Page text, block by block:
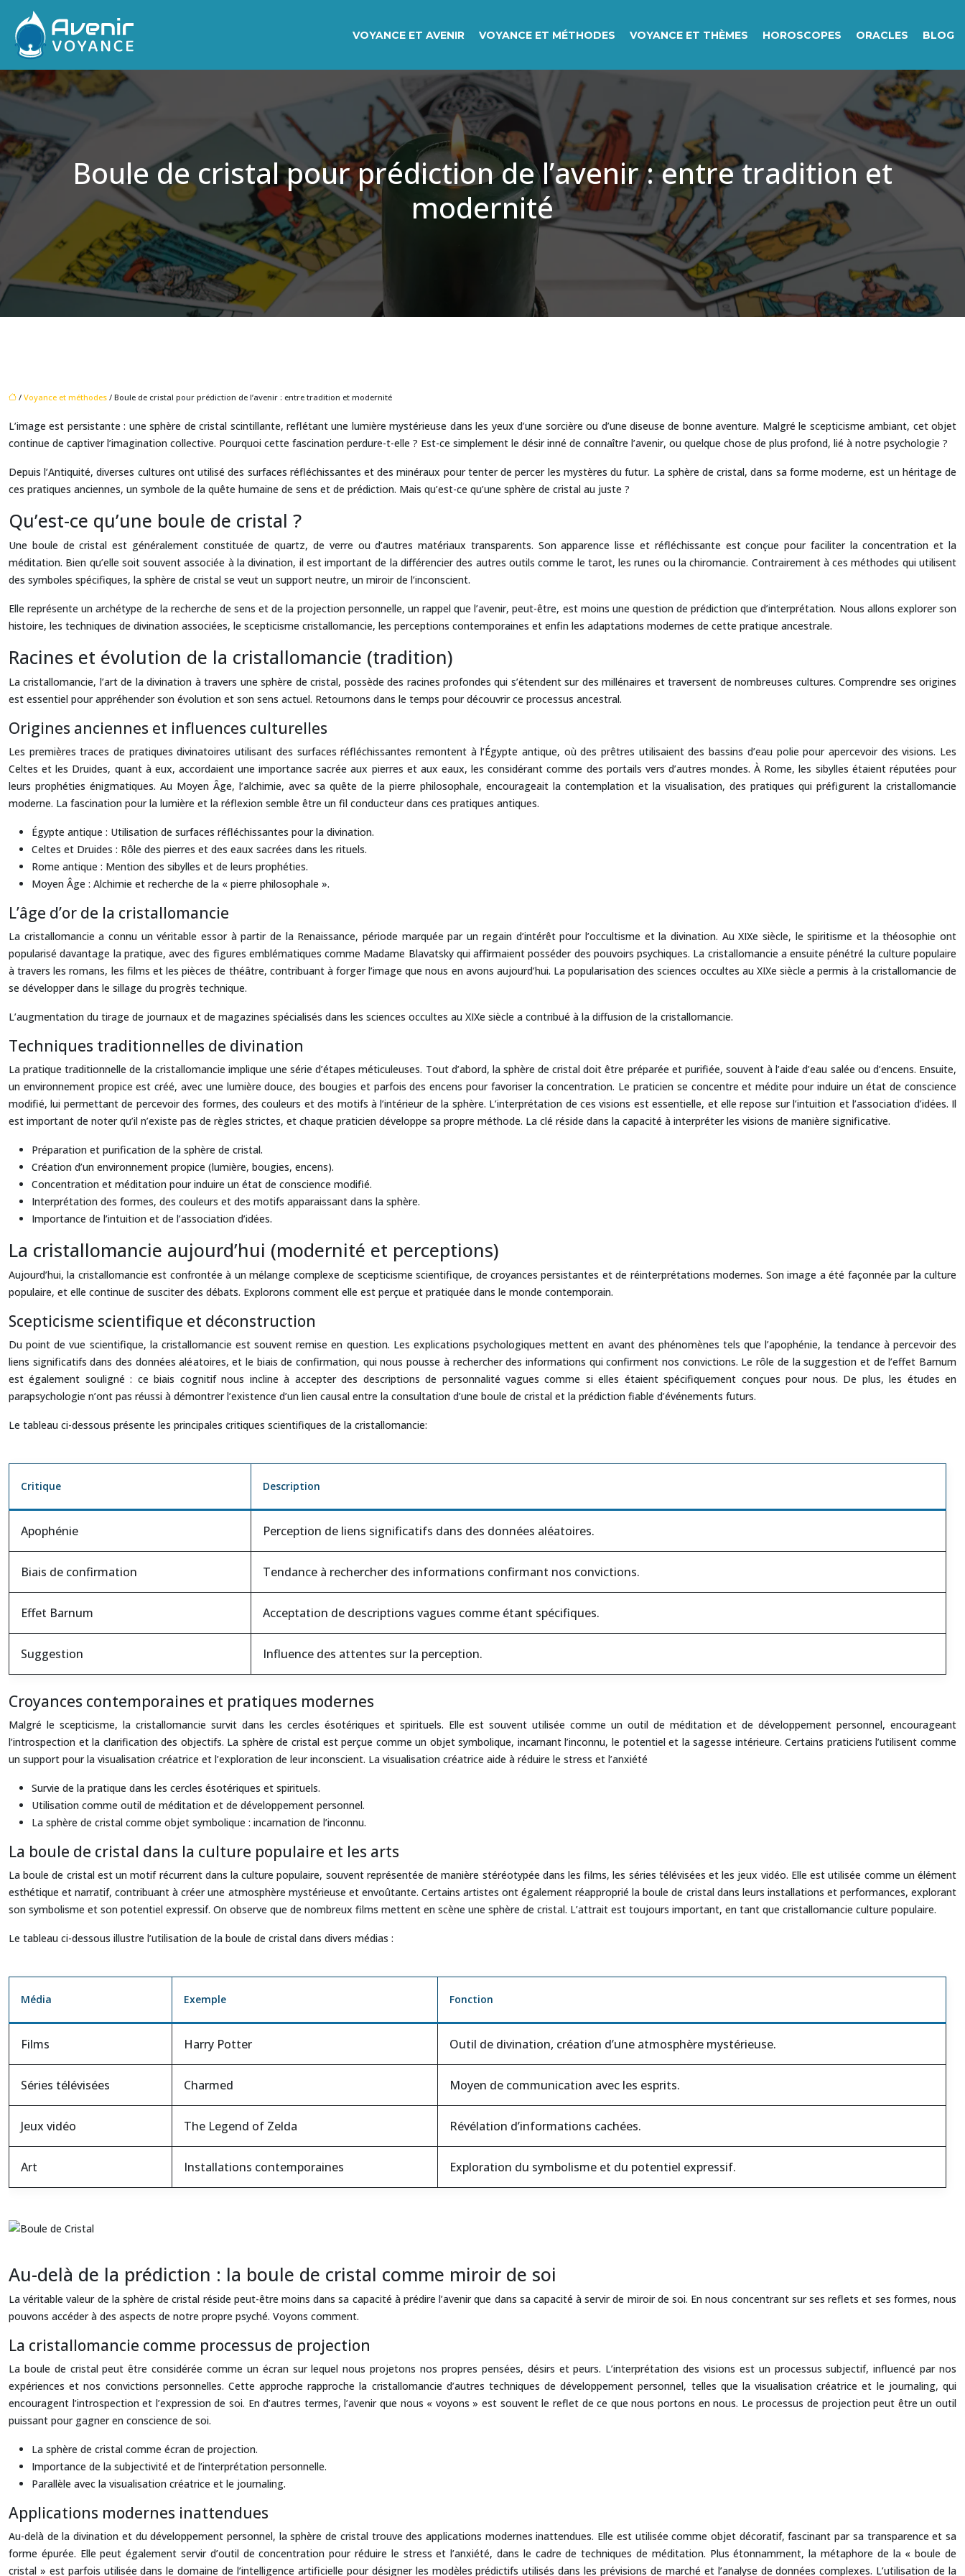
VOYANCE ET AVENIR VOYANCE ET MÉTHODES VOYANCE ET THÈMES HOROSCOPES ORACLES BLOG
Boule de cristal pour prédiction de l’avenir : entre tradition et
modernité
/ Voyance et méthodes / Boule de cristal pour prédiction de l’avenir : entre tradition et modernité
L’image est persistante : une sphère de cristal scintillante, reflétant une lumière mystérieuse dans les yeux d’une sorcière ou d’une diseuse de bonne aventure. Malgré le scepticisme ambiant, cet objet
continue de captiver l’imagination collective. Pourquoi cette fascination perdure-t-elle ? Est-ce simplement le désir inné de connaître l’avenir, ou quelque chose de plus profond, lié à notre psychologie ?
Depuis l’Antiquité, diverses cultures ont utilisé des surfaces réfléchissantes et des minéraux pour tenter de percer les mystères du futur. La sphère de cristal, dans sa forme moderne, est un héritage de
ces pratiques anciennes, un symbole de la quête humaine de sens et de prédiction. Mais qu’est-ce qu’une sphère de cristal au juste ?
Qu’est-ce qu’une boule de cristal ?
Une boule de cristal est généralement constituée de quartz, de verre ou d’autres matériaux transparents. Son apparence lisse et réfléchissante est conçue pour faciliter la concentration et la
méditation. Bien qu’elle soit souvent associée à la divination, il est important de la différencier des autres outils comme le tarot, les runes ou la chiromancie. Contrairement à ces méthodes qui utilisent
des symboles spécifiques, la sphère de cristal se veut un support neutre, un miroir de l’inconscient.
Elle représente un archétype de la recherche de sens et de la projection personnelle, un rappel que l’avenir, peut-être, est moins une question de prédiction que d’interprétation. Nous allons explorer son
histoire, les techniques de divination associées, le scepticisme cristallomancie, les perceptions contemporaines et enfin les adaptations modernes de cette pratique ancestrale.
Racines et évolution de la cristallomancie (tradition)
La cristallomancie, l’art de la divination à travers une sphère de cristal, possède des racines profondes qui s’étendent sur des millénaires et traversent de nombreuses cultures. Comprendre ses origines
est essentiel pour appréhender son évolution et son sens actuel. Retournons dans le temps pour découvrir ce processus ancestral.
Origines anciennes et influences culturelles
Les premières traces de pratiques divinatoires utilisant des surfaces réfléchissantes remontent à l’Égypte antique, où des prêtres utilisaient des bassins d’eau polie pour apercevoir des visions. Les
Celtes et les Druides, quant à eux, accordaient une importance sacrée aux pierres et aux eaux, les considérant comme des portails vers d’autres mondes. À Rome, les sibylles étaient réputées pour
leurs prophéties énigmatiques. Au Moyen Âge, l’alchimie, avec sa quête de la pierre philosophale, encourageait la contemplation et la visualisation, des pratiques qui préfigurent la cristallomancie
moderne. La fascination pour la lumière et la réflexion semble être un fil conducteur dans ces pratiques antiques.
Égypte antique : Utilisation de surfaces réfléchissantes pour la divination.
Celtes et Druides : Rôle des pierres et des eaux sacrées dans les rituels.
Rome antique : Mention des sibylles et de leurs prophéties.
Moyen Âge : Alchimie et recherche de la « pierre philosophale ».
L’âge d’or de la cristallomancie
La cristallomancie a connu un véritable essor à partir de la Renaissance, période marquée par un regain d’intérêt pour l’occultisme et la divination. Au XIXe siècle, le spiritisme et la théosophie ont
popularisé davantage la pratique, avec des figures emblématiques comme Madame Blavatsky qui affirmaient posséder des pouvoirs psychiques. La cristallomancie a ensuite pénétré la culture populaire
à travers les romans, les films et les pièces de théâtre, contribuant à forger l’image que nous en avons aujourd’hui. La popularisation des sciences occultes au XIXe siècle a permis à la cristallomancie de
se développer dans le sillage du progrès technique.
L’augmentation du tirage de journaux et de magazines spécialisés dans les sciences occultes au XIXe siècle a contribué à la diffusion de la cristallomancie.
Techniques traditionnelles de divination
La pratique traditionnelle de la cristallomancie implique une série d’étapes méticuleuses. Tout d’abord, la sphère de cristal doit être préparée et purifiée, souvent à l’aide d’eau salée ou d’encens. Ensuite,
un environnement propice est créé, avec une lumière douce, des bougies et parfois des encens pour favoriser la concentration. Le praticien se concentre et médite pour induire un état de conscience
modifié, lui permettant de percevoir des formes, des couleurs et des motifs à l’intérieur de la sphère. L’interprétation de ces visions est essentielle, et elle repose sur l’intuition et l’association d’idées. Il
est important de noter qu’il n’existe pas de règles strictes, et chaque praticien développe sa propre méthode. La clé réside dans la capacité à interpréter les visions de manière significative.
Préparation et purification de la sphère de cristal.
Création d’un environnement propice (lumière, bougies, encens).
Concentration et méditation pour induire un état de conscience modifié.
Interprétation des formes, des couleurs et des motifs apparaissant dans la sphère.
Importance de l’intuition et de l’association d’idées.
La cristallomancie aujourd’hui (modernité et perceptions)
Aujourd’hui, la cristallomancie est confrontée à un mélange complexe de scepticisme scientifique, de croyances persistantes et de réinterprétations modernes. Son image a été façonnée par la culture
populaire, et elle continue de susciter des débats. Explorons comment elle est perçue et pratiquée dans le monde contemporain.
Scepticisme scientifique et déconstruction
Du point de vue scientifique, la cristallomancie est souvent remise en question. Les explications psychologiques mettent en avant des phénomènes tels que l’apophénie, la tendance à percevoir des
liens significatifs dans des données aléatoires, et le biais de confirmation, qui nous pousse à rechercher des informations qui confirment nos convictions. Le rôle de la suggestion et de l’effet Barnum
est également souligné : ce biais cognitif nous incline à accepter des descriptions de personnalité vagues comme si elles étaient spécifiquement conçues pour nous. De plus, les études en
parapsychologie n’ont pas réussi à démontrer l’existence d’un lien causal entre la consultation d’une boule de cristal et la prédiction fiable d’événements futurs.
Le tableau ci-dessous présente les principales critiques scientifiques de la cristallomancie:
Critique Description
Apophénie Perception de liens significatifs dans des données aléatoires.
Biais de confirmation Tendance à rechercher des informations confirmant nos convictions.
Effet Barnum Acceptation de descriptions vagues comme étant spécifiques.
Suggestion Influence des attentes sur la perception.
Croyances contemporaines et pratiques modernes
Malgré le scepticisme, la cristallomancie survit dans les cercles ésotériques et spirituels. Elle est souvent utilisée comme un outil de méditation et de développement personnel, encourageant
l’introspection et la clarification des objectifs. La sphère de cristal est perçue comme un objet symbolique, incarnant l’inconnu, le potentiel et la sagesse intérieure. Certains praticiens l’utilisent comme
un support pour la visualisation créatrice et l’exploration de leur inconscient. La visualisation créatrice aide à réduire le stress et l’anxiété
Survie de la pratique dans les cercles ésotériques et spirituels.
Utilisation comme outil de méditation et de développement personnel.
La sphère de cristal comme objet symbolique : incarnation de l’inconnu.
La boule de cristal dans la culture populaire et les arts
La boule de cristal est un motif récurrent dans la culture populaire, souvent représentée de manière stéréotypée dans les films, les séries télévisées et les jeux vidéo. Elle est utilisée comme un élément
esthétique et narratif, contribuant à créer une atmosphère mystérieuse et envoûtante. Certains artistes ont également réapproprié la boule de cristal dans leurs installations et performances, explorant
son symbolisme et son potentiel expressif. On observe que de nombreux films mettent en scène une sphère de cristal. L’attrait est toujours important, en tant que cristallomancie culture populaire.
Le tableau ci-dessous illustre l’utilisation de la boule de cristal dans divers médias :
Média Exemple Fonction
Films Harry Potter Outil de divination, création d’une atmosphère mystérieuse.
Séries télévisées Charmed Moyen de communication avec les esprits.
Jeux vidéo The Legend of Zelda Révélation d’informations cachées.
Art Installations contemporaines Exploration du symbolisme et du potentiel expressif.
Au-delà de la prédiction : la boule de cristal comme miroir de soi
La véritable valeur de la sphère de cristal réside peut-être moins dans sa capacité à prédire l’avenir que dans sa capacité à servir de miroir de soi. En nous concentrant sur ses reflets et ses formes, nous
pouvons accéder à des aspects de notre propre psyché. Voyons comment.
La cristallomancie comme processus de projection
La boule de cristal peut être considérée comme un écran sur lequel nous projetons nos propres pensées, désirs et peurs. L’interprétation des visions est un processus subjectif, influencé par nos
expériences et nos convictions personnelles. Cette approche rapproche la cristallomancie d’autres techniques de développement personnel, telles que la visualisation créatrice et le journaling, qui
encouragent l’introspection et l’expression de soi. En d’autres termes, l’avenir que nous « voyons » est souvent le reflet de ce que nous portons en nous. Le processus de projection peut être un outil
puissant pour gagner en conscience de soi.
La sphère de cristal comme écran de projection.
Importance de la subjectivité et de l’interprétation personnelle.
Parallèle avec la visualisation créatrice et le journaling.
Applications modernes inattendues
Au-delà de la divination et du développement personnel, la sphère de cristal trouve des applications modernes inattendues. Elle est utilisée comme objet décoratif, fascinant par sa transparence et sa
forme épurée. Elle peut également servir d’outil de concentration pour réduire le stress et l’anxiété, dans le cadre de techniques de méditation. Plus étonnamment, la métaphore de la « boule de
cristal » est parfois utilisée dans le domaine de l’intelligence artificielle pour désigner les modèles prédictifs utilisés dans les prévisions de marché et l’analyse de données complexes. L’utilisation de la